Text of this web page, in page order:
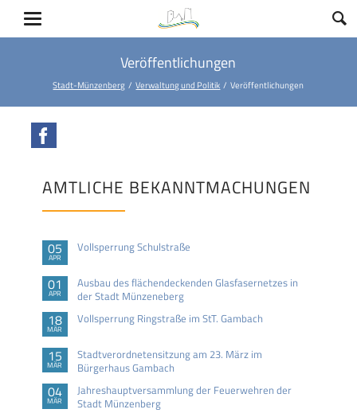
Veröffentlichungen
Stadt-Münzenberg Verwaltung und Politik Veröffentlichungen
AMTLICHE BEKANNTMACHUNGEN
05
APR
Vollsperrung Schulstraße
01
APR
Ausbau des flächendeckenden Glasfasernetzes in
der Stadt Münzeneberg
18
MÄR
Vollsperrung Ringstraße im StT. Gambach
15
MÄR
Stadtverordnetensitzung am 23. März im
Bürgerhaus Gambach
04
MÄR
Jahreshauptversammlung der Feuerwehren der
Stadt Münzenberg